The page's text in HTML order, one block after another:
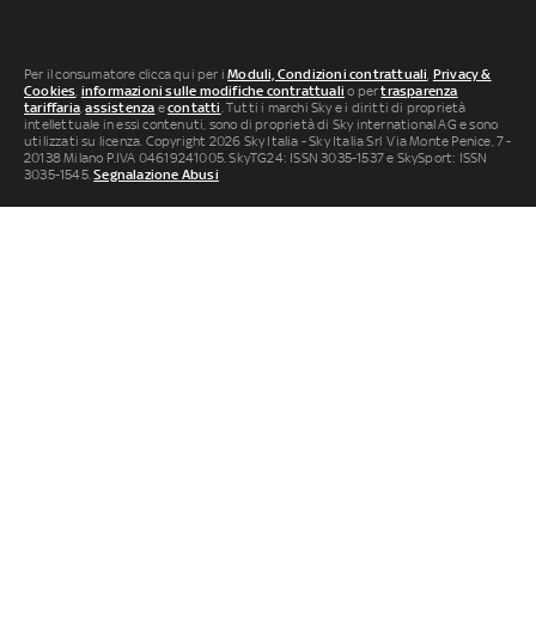
Per il consumatore clicca qui per iModuli, Condizioni contrattuali, Privacy &
Cookies, informazioni sulle modifiche contrattuali o pertrasparenza
tariffaria,assistenza econtatti. Tutti i marchi Sky e i diritti di proprietà
intellettuale in essi contenuti, sono di proprietà di Sky international AG e sono
utilizzati su licenza. Copyright 2026 Sky Italia - Sky Italia Srl Via Monte Penice, 7 -
20138 Milano P.IVA 04619241005. SkyTG24: ISSN 3035-1537 e SkySport: ISSN
3035-1545.Segnalazione Abusi